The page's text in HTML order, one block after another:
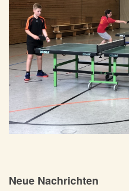
Neue Nachrichten